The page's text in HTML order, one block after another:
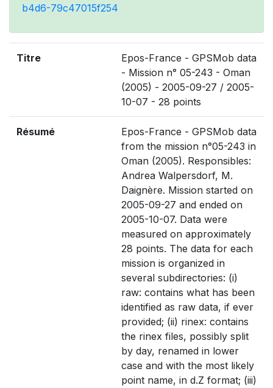
b4d6-79c47015f254
Titre
Epos-France - GPSMob data
- Mission n° 05-243 - Oman
(2005) - 2005-09-27 / 2005-
10-07 - 28 points
Résumé
Epos-France - GPSMob data
from the mission n°05-243 in
Oman (2005). Responsibles:
Andrea Walpersdorf, M.
Daignère. Mission started on
2005-09-27 and ended on
2005-10-07. Data were
measured on approximately
28 points. The data for each
mission is organized in
several subdirectories: (i)
raw: contains what has been
identified as raw data, if ever
provided; (ii) rinex: contains
the rinex files, possibly split
by day, renamed in lower
case and with the most likely
point name, in d.Z format; (iii)